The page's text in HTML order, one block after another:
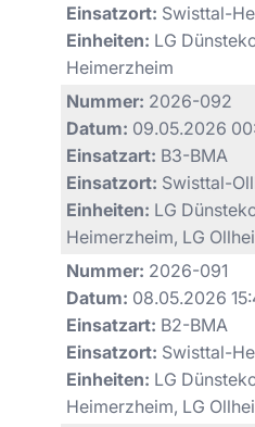
Einsatzort: Swisttal-
Einheiten: LG
Heimerzheim
Nummer: 2026-092
Datum: 09.05.2026
Einsatzart: B3-BMA
Einsatzort: Swisttal-
Einheiten: LG
Heimerzheim, LG
Nummer: 2026-091
Datum: 08.05.2026
Einsatzart: B2-BMA
Einsatzort: Swisttal-
Einheiten: LG
Heimerzheim, LG